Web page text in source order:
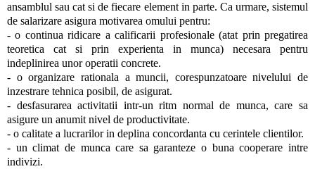
ansamblul sau cat si de fiecare element in parte. Ca urmare, sistemul
de salarizare asigura motivarea omului pentru:
- o continua ridicare a calificarii profesionale (atat prin pregatirea
teoretica cat si prin experienta in munca) necesara pentru
indeplinirea unor operatii concrete.
- o organizare rationala a muncii, corespunzatoare nivelului de
inzestrare tehnica posibil, de asigurat.
- desfasurarea activitatii intr-un ritm normal de munca, care sa
asigure un anumit nivel de productivitate.
- o calitate a lucrarilor in deplina concordanta cu cerintele clientilor.
- un climat de munca care sa garanteze o buna cooperare intre
indivizi.